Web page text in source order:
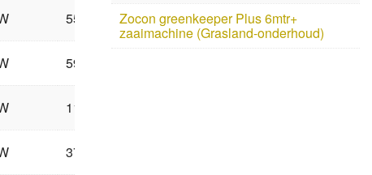
55
59
114
372
Zocon greenkeeper Plus 6mtr+
zaaimachine (Grasland-onderhoud)